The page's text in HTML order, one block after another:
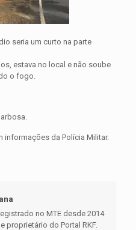
seria um curto na parte
estava no local e não soube
o fogo.
informações da Polícia Militar.
no MTE desde 2014
e proprietário do Portal RKF.